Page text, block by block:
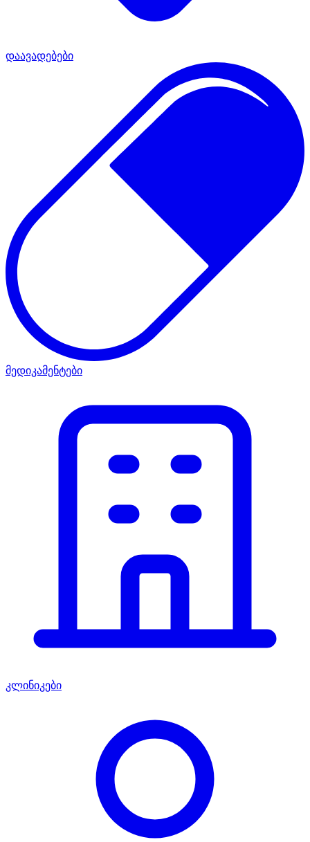
დაავადებები
მედიკამენტები
კლინიკები